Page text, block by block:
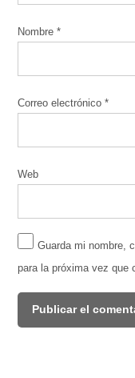
Nombre*
Correo electrónico*
Web
Guarda mi nombre,
para la próxima vez que